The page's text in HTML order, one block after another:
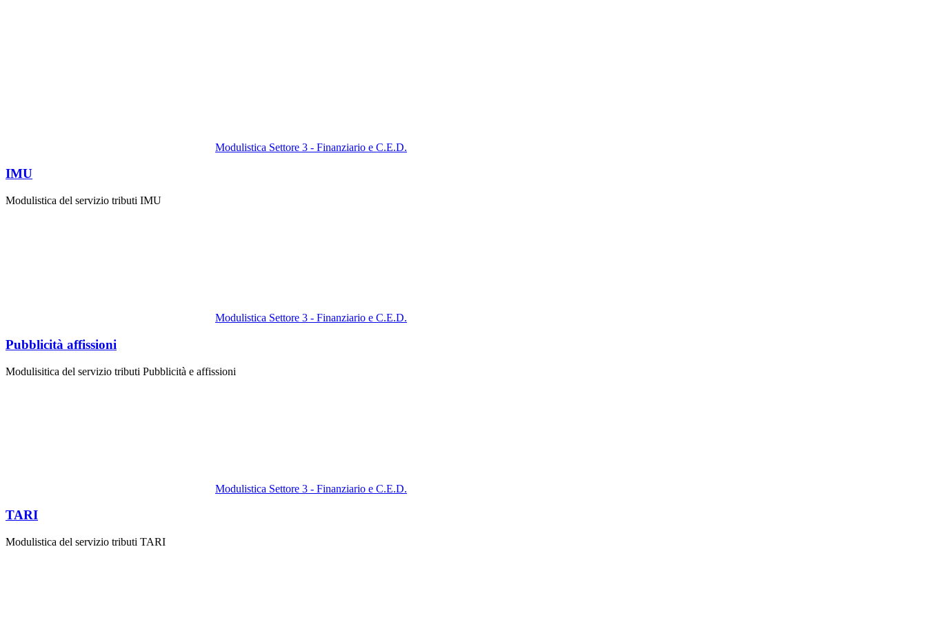
Modulistica Settore 3 - Finanziario e C.E.D.
IMU
Modulistica del servizio tributi IMU
Modulistica Settore 3 - Finanziario e C.E.D.
Pubblicità affissioni
Modulisitica del servizio tributi Pubblicità e affissioni
Modulistica Settore 3 - Finanziario e C.E.D.
TARI
Modulistica del servizio tributi TARI